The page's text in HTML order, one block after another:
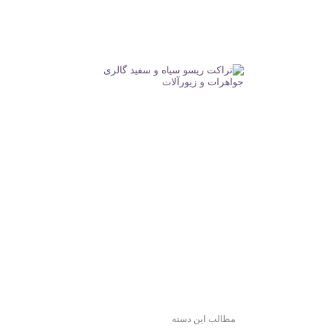
مطالب این دسته